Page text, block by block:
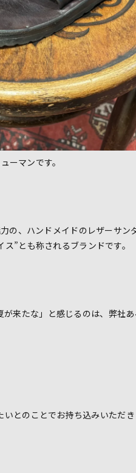
ーマンです。
の、ハンドメイドのレザーサン
”とも称されるブランドです。
来たな」と感じるのは、弊社
とのことでお持ち込みいただ